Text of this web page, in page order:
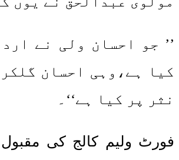
’’ جو احسان ولی نے
کیا ہے،وہی احسان
نثر پر کیا ہے‘‘۔
فورٹ ولیم کالج کی مقبول